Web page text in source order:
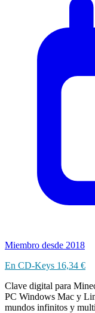
Miembro desde 2018
En CD-Keys 16,34 €
Clave digital para
PC Windows Mac y
mundos infinitos y